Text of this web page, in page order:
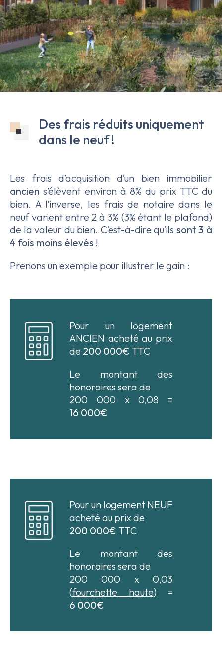
Des frais réduits uniquement
dans le neuf !
Les frais d’acquisition d’un bien immobilier
anciens’élèvent environ à 8% du prix TTC du
bien. A l’inverse, les frais de notaire dans le
neuf varient entre 2 à 3% (3% étant le plafond)
de la valeur du bien. C’est-à-dire qu’ils sont 3 à
4 fois moins élevés !
Prenons un exemple pour illustrer le gain :
Pour un logement
ANCIEN acheté au prix
de 200 000€ TTC
Le montant des
honoraires sera de
200 000 x 0,08 =
16 000€
Pour un logement NEUF
acheté au prix de
200 000€ TTC
Le montant des
honoraires sera de
200 000 x 0,03
(fourchette haute) =
6 000€